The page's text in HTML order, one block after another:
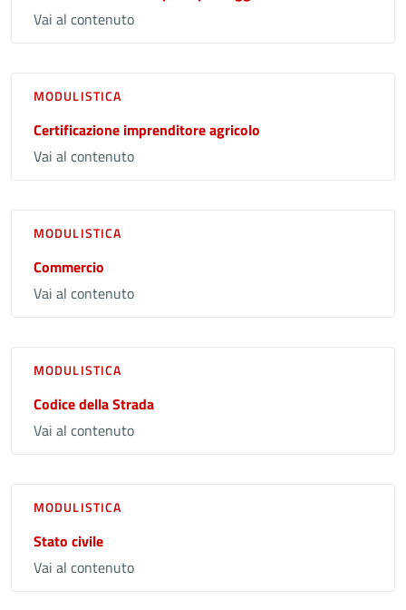
Vai al contenuto
MODULISTICA
Certificazione imprenditore agricolo
Vai al contenuto
MODULISTICA
Commercio
Vai al contenuto
MODULISTICA
Codice della Strada
Vai al contenuto
MODULISTICA
Stato civile
Vai al contenuto